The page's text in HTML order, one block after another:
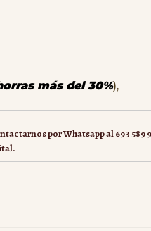
más del 30%),
por Whatsapp al 693 589